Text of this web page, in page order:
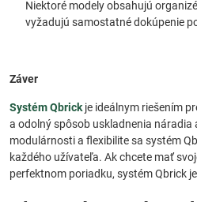
Niektoré modely obsahujú
vyžadujú samostatné dokúpenie
Záver
Systém Qbrick je ideálnym riešením
a odolný spôsob uskladnenia náradia
modulárnosti a flexibilite sa systém
každého užívateľa. Ak chcete mať
perfektnom poriadku, systém Qbrick